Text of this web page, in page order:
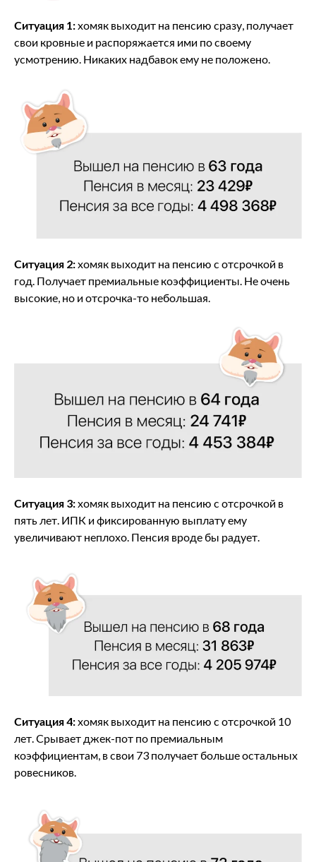
Ситуация 1:хомяк выходит на пенсию сразу, получает
свои кровные и распоряжается ими по своему
усмотрению. Никаких надбавок ему не положено.
Ситуация 2:хомяк выходит на пенсию с отсрочкой в
год. Получает премиальные коэффициенты. Не очень
высокие, но и отсрочка-то небольшая.
Ситуация 3:хомяк выходит на пенсию с отсрочкой в
пять лет. ИПК и фиксированную выплату ему
увеличивают неплохо. Пенсия вроде бы радует.
Ситуация 4:хомяк выходит на пенсию с отсрочкой 10
лет. Срывает джек-пот по премиальным
коэффициентам, в свои 73 получает больше остальных
ровесников.